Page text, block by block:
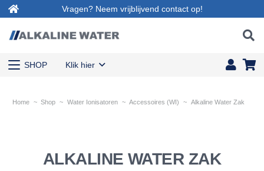
Vragen? Neem vrijblijvend contact op!
SHOP Klik hier
Home ~ Shop ~ Water Ionisatoren ~ Accessoires (WI) ~ Alkaline Water Zak
ALKALINE WATER ZAK